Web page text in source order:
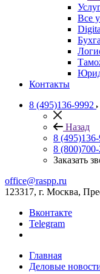
Все
Контакты
8 (495)136-9992
Назад
8
8
Заказать
office@raspp.ru
123317, г. Москва,
Вконтакте
Telegram
Главная
Деловые